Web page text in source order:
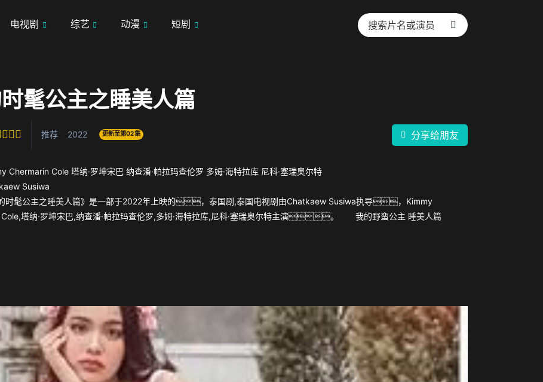
电视剧 综艺 动漫 短剧
髦公主之睡美人篇
推荐 2022 更新至第02集 分享给朋友
Chermarin Cole 塔纳·罗坤宋巴 纳查潘·帕拉玛查伦罗 多姆·海特拉库 尼科·塞瑞奥尔特
Susiwa
时髦公主之睡美人篇》是一部于2022年上映的，泰国剧,泰国电视剧由Chatkaew Susiwa执导，Kimmy
塔纳·罗坤宋巴,纳查潘·帕拉玛查伦罗,多姆·海特拉库,尼科·塞瑞奥尔特主演。 我的野蛮公主 睡美人篇